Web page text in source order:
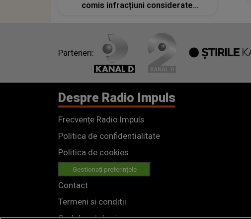
comis infracțiuni considerate
Parteneri:
Despre Radio Impuls
Frecvențe Radio Impuls
Politica de confidentialitate
Politica de cookies
Gestionați preferințele
Contact
Termeni si conditii